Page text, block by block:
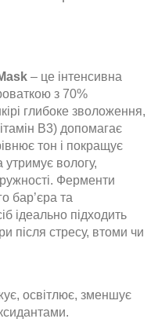
– це інтенсивна
з 70%
глибоке зволоження,
B3) допомагає
тон і покращує
утримує вологу,
Ферменти
бар’єра та
ідеально підходить
після стресу, втоми чи
освітлює, зменшує